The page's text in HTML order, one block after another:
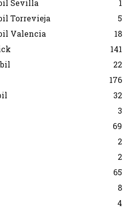
Sevilla
1
Torrevieja
5
Valencia
18
141
22
176
32
3
69
2
2
65
8
4